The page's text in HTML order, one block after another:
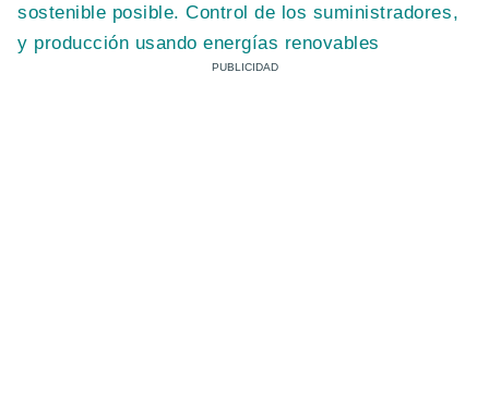
sostenible posible. Control de los suministradores,
y producción usando energías renovables